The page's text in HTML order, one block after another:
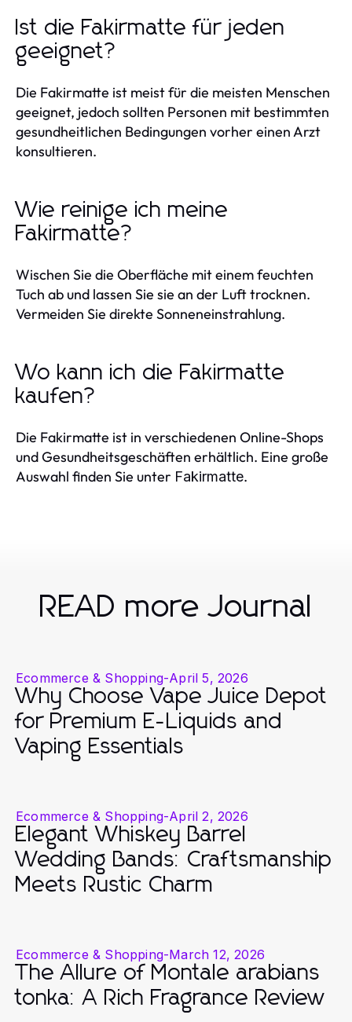
Ist die Fakirmatte für jeden
geeignet?
Die Fakirmatte ist meist für die meisten Menschen
geeignet, jedoch sollten Personen mit bestimmten
gesundheitlichen Bedingungen vorher einen Arzt
konsultieren.
Wie reinige ich meine
Fakirmatte?
Wischen Sie die Oberfläche mit einem feuchten
Tuch ab und lassen Sie sie an der Luft trocknen.
Vermeiden Sie direkte Sonneneinstrahlung.
Wo kann ich die Fakirmatte
kaufen?
Die Fakirmatte ist in verschiedenen Online-Shops
und Gesundheitsgeschäften erhältlich. Eine große
Auswahl finden Sie unter Fakirmatte.
READ more Journal
Ecommerce & Shopping-April 5, 2026
Why Choose Vape Juice Depot
for Premium E-Liquids and
Vaping Essentials
Ecommerce & Shopping-April 2, 2026
Elegant Whiskey Barrel
Wedding Bands: Craftsmanship
Meets Rustic Charm
Ecommerce & Shopping-March 12, 2026
The Allure of Montale arabians
tonka: A Rich Fragrance Review